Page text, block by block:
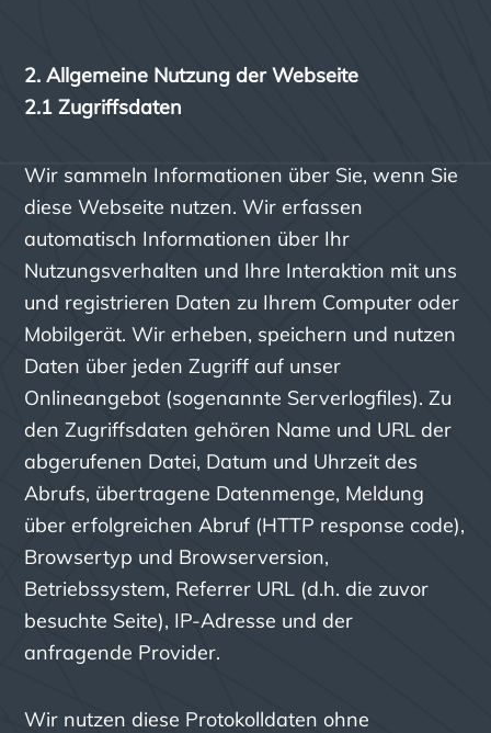
2. Allgemeine Nutzung der Webseite
2.1 Zugriffsdaten
Wir sammeln Informationen über Sie, wenn Sie
diese Webseite nutzen. Wir erfassen
automatisch Informationen über Ihr
Nutzungsverhalten und Ihre Interaktion mit uns
und registrieren Daten zu Ihrem Computer oder
Mobilgerät. Wir erheben, speichern und nutzen
Daten über jeden Zugriff auf unser
Onlineangebot (sogenannte Serverlogfiles). Zu
den Zugriffsdaten gehören Name und URL der
abgerufenen Datei, Datum und Uhrzeit des
Abrufs, übertragene Datenmenge, Meldung
über erfolgreichen Abruf (HTTP response code),
Browsertyp und Browserversion,
Betriebssystem, Referrer URL (d.h. die zuvor
besuchte Seite), IP-Adresse und der
anfragende Provider.
Wir nutzen diese Protokolldaten ohne